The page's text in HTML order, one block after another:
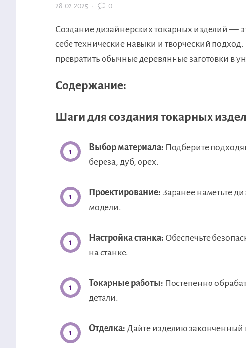
28.02.2025 · 0
Создание дизайнерских токарных изделий —
себе технические навыки и творческий
превратить обычные деревянные заготовки в
Содержание:
Шаги для создания токарных
Выбор материала: Подберите
береза, дуб, орех.
Проектирование: Заранее наметьте
модели.
Настройка станка: Обеспечьте
на станке.
Токарные работы: Постепенно
детали.
Отделка: Дайте изделию законченный